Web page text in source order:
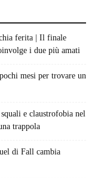
ferita | Il finale
i due più amati
mesi per trovare un
e claustrofobia nel
trappola
di Fall cambia